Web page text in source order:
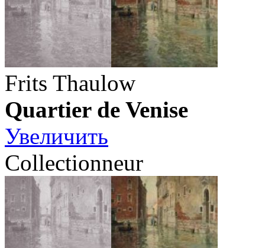
Frits Thaulow
Quartier de Venise
Увеличить
Collectionneur